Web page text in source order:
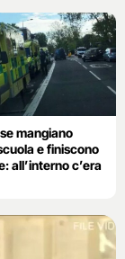
mangiano
e finiscono
all’interno c’era